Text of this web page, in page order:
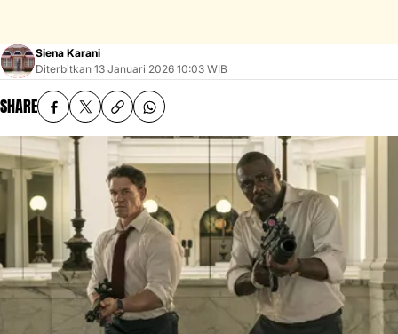
Siena Karani
Diterbitkan 13 Januari 2026 10:03 WIB
SHARE